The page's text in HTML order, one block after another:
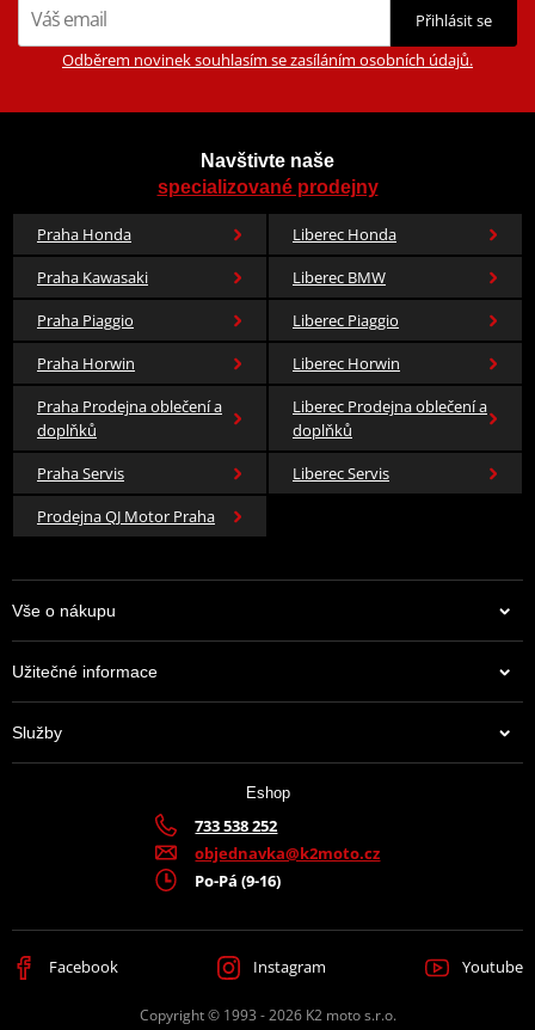
Přihlásit se
Odběrem novinek souhlasím se zasíláním osobních údajů.
Navštivte naše
specializované prodejny
Praha Honda
Liberec Honda
Praha Kawasaki
Liberec BMW
Praha Piaggio
Liberec Piaggio
Praha Horwin
Liberec Horwin
Praha Prodejna oblečení a
doplňků
Liberec Prodejna oblečení a
doplňků
Praha Servis
Liberec Servis
Prodejna QJ Motor Praha
Vše o nákupu
Užitečné informace
Služby
Eshop
733 538 252
objednavka@k2moto.cz
Po-Pá (9-16)
Facebook Instagram Youtube
Copyright © 1993 - 2026 K2 moto s.r.o.